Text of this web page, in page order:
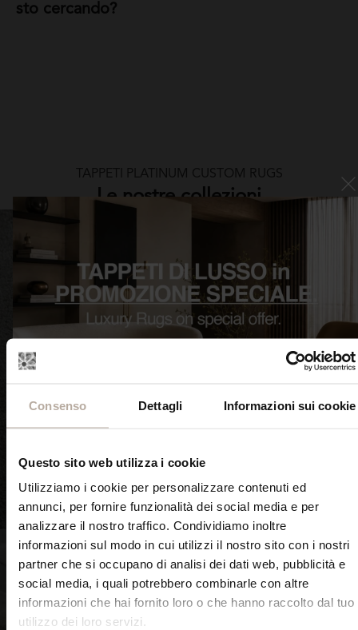
Consenso Dettagli Informazioni sui cookie
Questo sito web utilizza i cookie
Utilizziamo i cookie per personalizzare contenuti ed
annunci, per fornire funzionalità dei social media e per
analizzare il nostro traffico. Condividiamo inoltre
informazioni sul modo in cui utilizzi il nostro sito con i nostri
partner che si occupano di analisi dei dati web, pubblicità e
social media, i quali potrebbero combinarle con altre
informazioni che hai fornito loro o che hanno raccolto dal tuo
utilizzo dei loro servizi.
sto cercando?
TAPPETI PLATINUM CUSTOM RUGS
Le nostre collezioni
TAPPETI TINTA UNITA
MODERNI
SCOPRI ORA
TAPPETI MODERNI E DI
DESIGN IMAGO
SCOPRI ORA